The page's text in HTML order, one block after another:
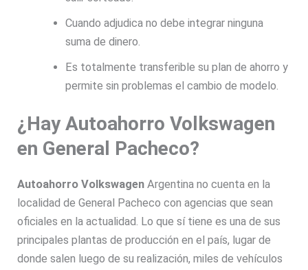
Cuando adjudica no debe integrar ninguna
suma de dinero.
Es totalmente transferible su plan de ahorro y
permite sin problemas el cambio de modelo.
¿Hay Autoahorro Volkswagen
en General Pacheco?
Autoahorro Volkswagen Argentina no cuenta en la
localidad de General Pacheco con agencias que sean
oficiales en la actualidad. Lo que sí tiene es una de sus
principales plantas de producción en el país, lugar de
donde salen luego de su realización, miles de vehículos